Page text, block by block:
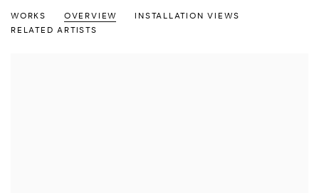
WORKS OVERVIEW
INSTALLATION VIEWS
RELATED ARTISTS